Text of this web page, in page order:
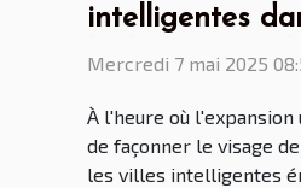
intelligentes
l'urbanisation
internationales
Mercredi 7 mai 2025
À l'heure où l'expansion
de façonner le visage
les villes intelligentes